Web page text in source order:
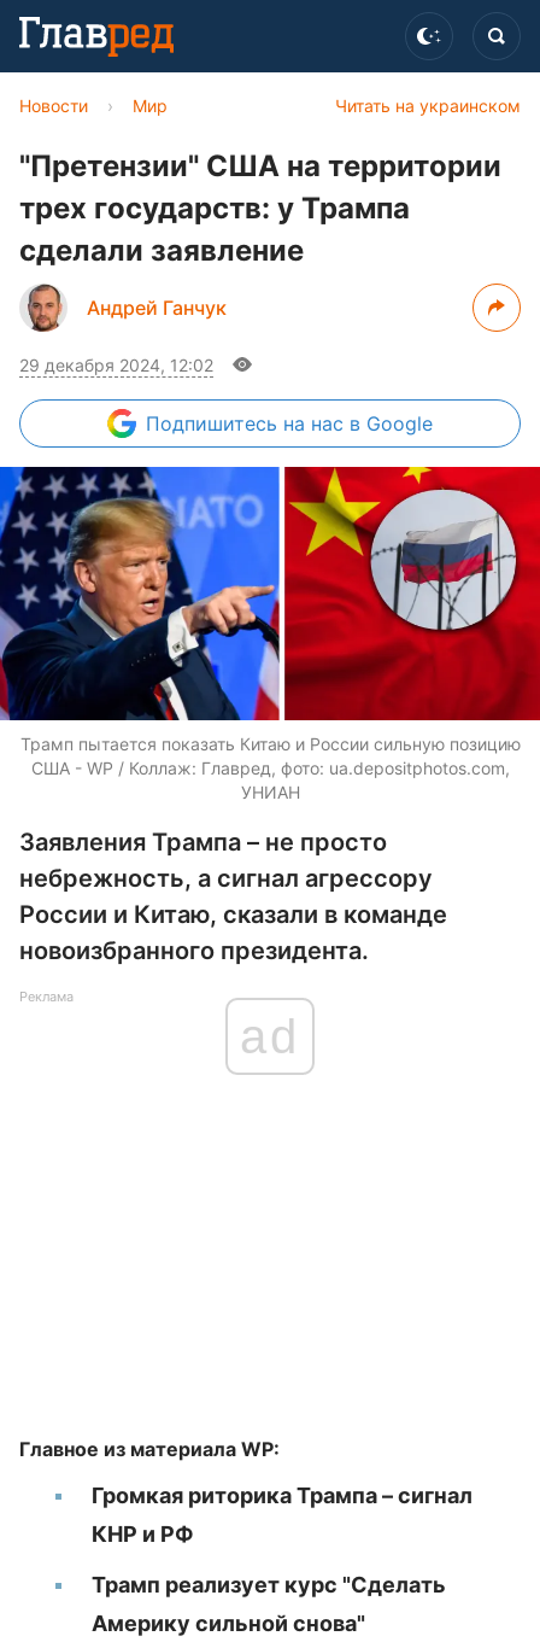
Читать на украинском
Новости › Мир
"Претензии" США на территории
трех государств: у Трампа
сделали заявление
Андрей Ганчук
29 декабря 2024, 12:02
Подпишитесь на нас в Google
Трамп пытается показать Китаю и России сильную позицию
США - WP / Коллаж: Главред, фото: ua.depositphotos.com,
УНИАН
Заявления Трампа – не просто
небрежность, а сигнал агрессору
России и Китаю, сказали в команде
новоизбранного президента.
Реклама
ad
Главное из материала WP:
Громкая риторика Трампа – сигнал
КНР и РФ
Трамп реализует курс "Сделать
Америку сильной снова"